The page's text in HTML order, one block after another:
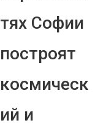
тях Софии
построят
космическ
ий и